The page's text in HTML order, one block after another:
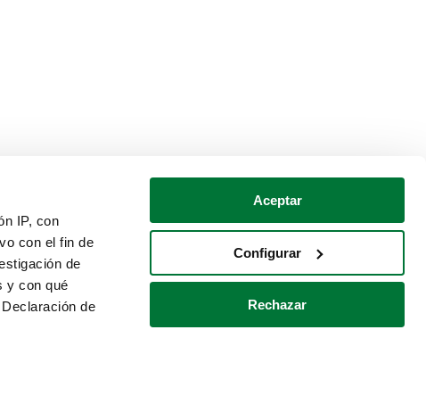
IP, con
con el fin de
de
y con qué
de
Aceptar
Configurar
Rechazar